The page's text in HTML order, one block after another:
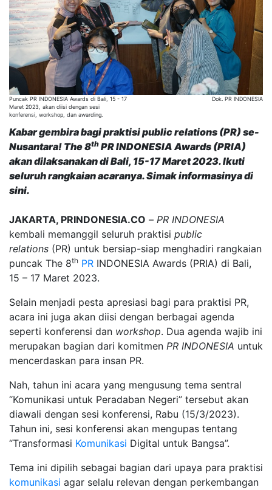
Puncak PR INDONESIA Awards di Bali, 15 - 17
Maret 2023, akan diisi dengan sesi
konferensi, workshop, dan awarding.
Dok. PR INDONESIA
Kabar gembira bagi praktisipublic relations (PR) se-
Nusantara! The 8th PR INDONESIA Awards (PRIA)
akan dilaksanakan di Bali, 15-17 Maret 2023. Ikuti
seluruh rangkaian acaranya. Simak informasinya di
sini.
JAKARTA, PRINDONESIA.CO – PR INDONESIA
kembali memanggil seluruh praktisi public
relations (PR) untuk bersiap-siap menghadiri rangkaian
puncak The 8th PR INDONESIA Awards (PRIA) di Bali,
15 – 17 Maret 2023.
Selain menjadi pesta apresiasi bagi para praktisi PR,
acara ini juga akan diisi dengan berbagai agenda
seperti konferensi dan workshop. Dua agenda wajib ini
merupakan bagian dari komitmen PR INDONESIA untuk
mencerdaskan para insan PR.
Nah, tahun ini acara yang mengusung tema sentral
“Komunikasi untuk Peradaban Negeri” tersebut akan
diawali dengan sesi konferensi, Rabu (15/3/2023).
Tahun ini, sesi konferensi akan mengupas tentang
“Transformasi Komunikasi Digital untuk Bangsa”.
Tema ini dipilih sebagai bagian dari upaya para praktisi
komunikasi agar selalu relevan dengan perkembangan